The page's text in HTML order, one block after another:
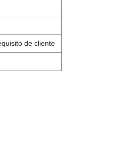
de cliente